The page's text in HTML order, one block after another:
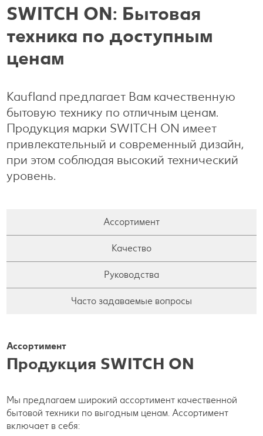
Готовим с удовольствием
Свободное время
SWITCH ON: Бытовая
техника по доступным
ценам
Kaufland предлагает Вам качественную
бытовую технику по отличным ценам.
Продукция марки SWITCH ON имеет
привлекательный и современный дизайн,
при этом соблюдая высокий технический
уровень.
Ассортимент
Качество
Руководства
Часто задаваемые вопросы
Ассортимент
Продукция SWITCH ON
Мы предлагаем широкий ассортимент качественной
бытовой техники по выгодным ценам. Ассортимент
включает в себя: